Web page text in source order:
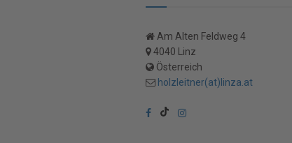
Am Alten Feldweg 4
4040 Linz
Österreich
holzleitner(at)linza.at